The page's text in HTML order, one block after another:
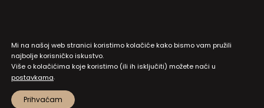
Mi na našoj web stranici koristimo kolačiće kako bismo vam pružili
najbolje korisničko iskustvo.
Više o kolačićima koje koristimo (ili ih isključiti) možete naći u
postavkama.
Prihvaćam